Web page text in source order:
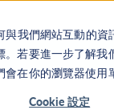
我們網站互動的
若要進一步了解我
在你的瀏覽器使用
Cookie 設定